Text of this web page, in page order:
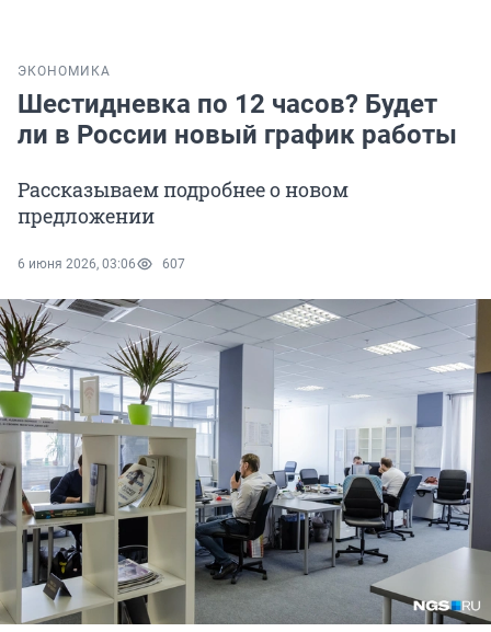
ЭКОНОМИКА
Шестидневка по 12 часов? Будет
ли в России новый график работы
Рассказываем подробнее о новом
предложении
6 июня 2026, 03:06 607